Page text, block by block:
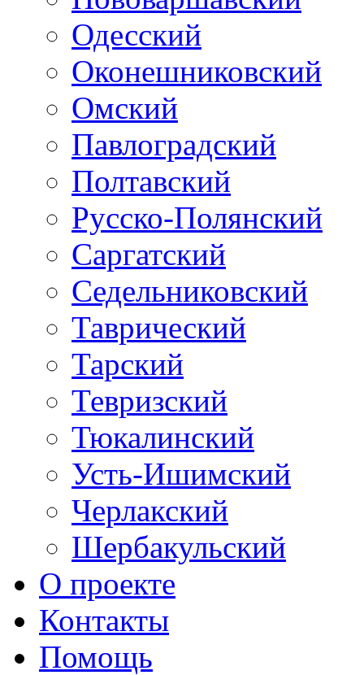
Одесский
Оконешниковский
Омский
Павлоградский
Полтавский
Русско-Полянский
Саргатский
Седельниковский
Таврический
Тарский
Тевризский
Тюкалинский
Усть-Ишимский
Черлакский
Шербакульский
О проекте
Контакты
Помощь